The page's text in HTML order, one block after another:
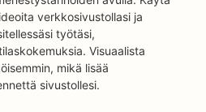
verkkosivustollasi ja
työtäsi,
Visuaalista
mikä lisää
sivustollesi.